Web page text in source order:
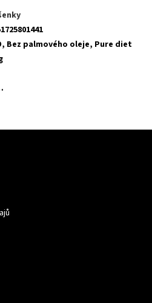
Bez palmového oleje, Pure diet